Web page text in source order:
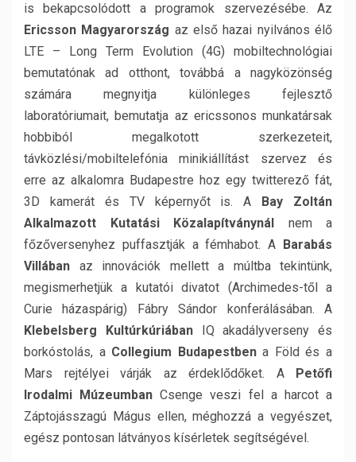
is bekapcsolódott a programok szervezésébe. Az
Ericsson Magyarország az első hazai nyilvános élő
LTE – Long Term Evolution (4G) mobiltechnológiai
bemutatónak ad otthont, továbbá a nagyközönség
számára megnyitja különleges fejlesztő
laboratóriumait, bemutatja az ericssonos munkatársak
hobbiból megalkotott szerkezeteit,
távközlési/mobiltelefónia minikiállítást szervez és
erre az alkalomra Budapestre hoz egy twitterező fát,
3D kamerát és TV képernyőt is. A Bay Zoltán
Alkalmazott Kutatási Közalapítványnál nem a
főzőversenyhez puffasztják a fémhabot. A Barabás
Villában az innovációk mellett a múltba tekintünk,
megismerhetjük a kutatói divatot (Archimedes-től a
Curie házaspárig) Fábry Sándor konferálásában. A
Klebelsberg Kultúrkúriában IQ akadályverseny és
borkóstolás, a Collegium Budapestbena Föld és a
Mars rejtélyei várják az érdeklődőket. A Petőfi
Irodalmi MúzeumbanCsenge veszi fel a harcot a
Záptojásszagú Mágus ellen, méghozzá a vegyészet,
egész pontosan látványos kísérletek segítségével.